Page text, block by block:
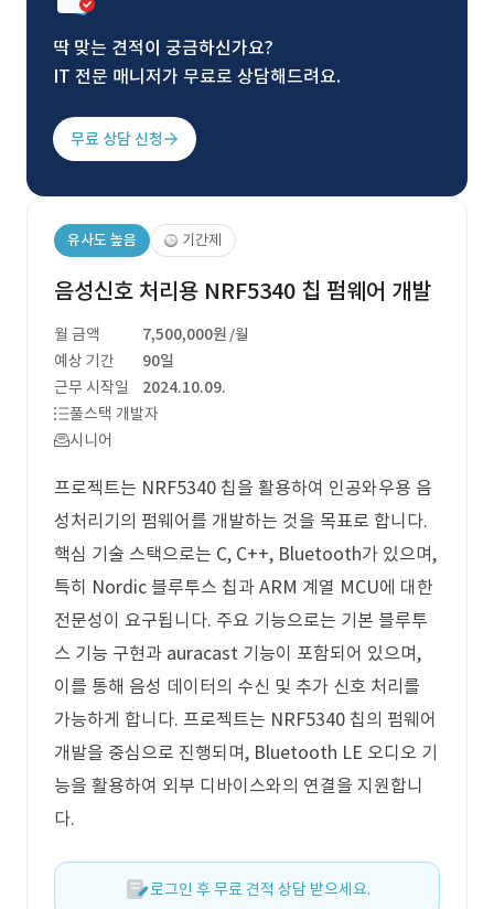
딱 맞는 견적이 궁금하신가요?
IT 전문 매니저가 무료로 상담해드려요.
무료 상담 신청
유사도 높음 기간제
음성신호 처리용 NRF5340 칩 펌웨어 개발
월 금액 7,500,000원 /월
예상 기간
90일
근무 시작일
2024.10.09.
풀스택 개발자
시니어
프로젝트는 NRF5340 칩을 활용하여 인공와우용 음
성처리기의 펌웨어를 개발하는 것을 목표로 합니다.
핵심 기술 스택으로는 C, C++, Bluetooth가 있으며,
특히 Nordic 블루투스 칩과 ARM 계열 MCU에 대한
전문성이 요구됩니다. 주요 기능으로는 기본 블루투
스 기능 구현과 auracast 기능이 포함되어 있으며,
이를 통해 음성 데이터의 수신 및 추가 신호 처리를
가능하게 합니다. 프로젝트는 NRF5340 칩의 펌웨어
개발을 중심으로 진행되며, Bluetooth LE 오디오 기
능을 활용하여 외부 디바이스와의 연결을 지원합니
다.
로그인 후 무료 견적 상담 받으세요.